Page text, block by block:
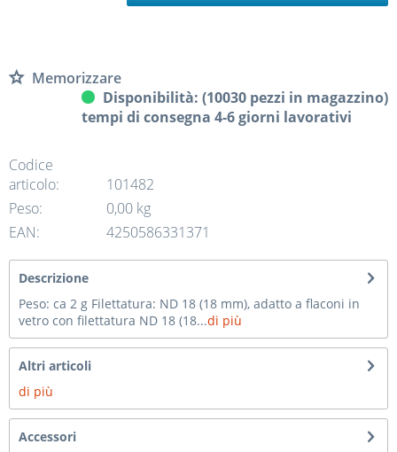
Memorizzare
Disponibilità: (10030 pezzi in magazzino)
tempi di consegna 4-6 giorni lavorativi
Codice
articolo:
101482
Peso:
0,00 kg
EAN:
4250586331371
Descrizione
Peso: ca 2 g Filettatura: ND 18 (18 mm), adatto a flaconi in
vetro con filettatura ND 18 (18...di più
Altri articoli
di più
Accessori